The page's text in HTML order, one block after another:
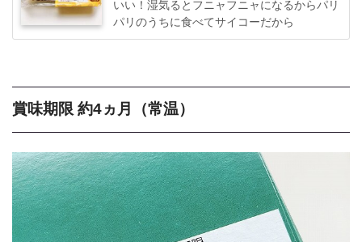
いい！湿気るとフニャフニャになるからパリ
パリのうちに食べてサイコーだから
賞味期限 約4ヵ月（常温）